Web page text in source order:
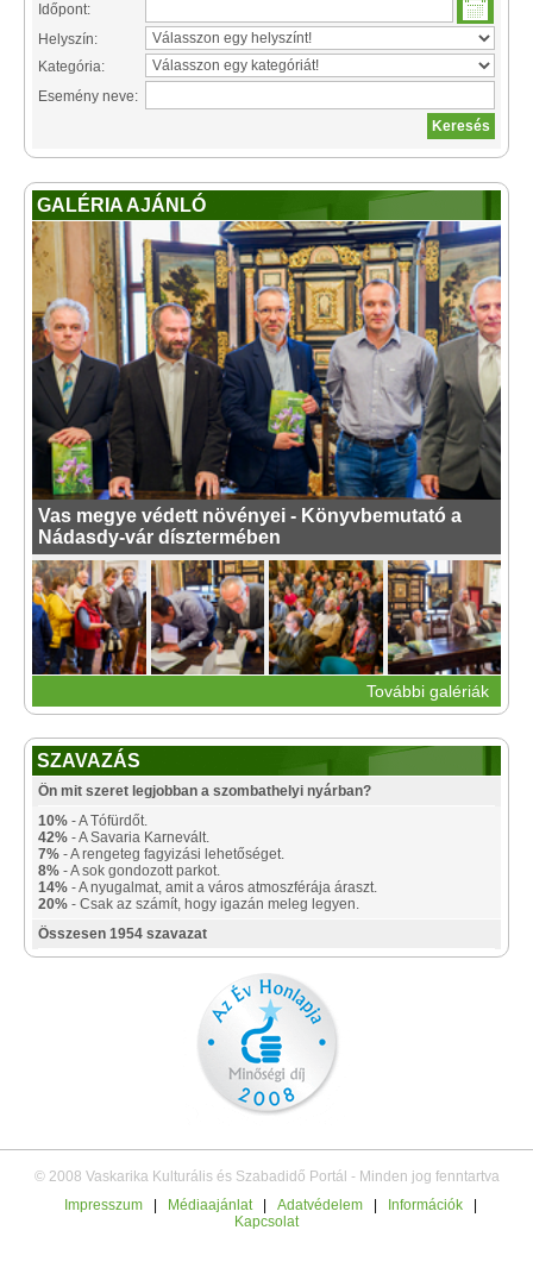
Időpont:
Helyszín:
Kategória:
Esemény neve:
GALÉRIA AJÁNLÓ
Vas megye védett növényei - Könyvbemutató a
Nádasdy-vár dísztermében
További galériák
SZAVAZÁS
Ön mit szeret legjobban a szombathelyi nyárban?
10% - A Tófürdőt.
42% - A Savaria Karnevált.
7% - A rengeteg fagyizási lehetőséget.
8% - A sok gondozott parkot.
14% - A nyugalmat, amit a város atmoszférája áraszt.
20% - Csak az számít, hogy igazán meleg legyen.
Összesen 1954 szavazat
© 2008 Vaskarika Kulturális és Szabadidő Portál - Minden jog fenntartva
Impresszum
Médiaajánlat Adatvédelem Információk
Kapcsolat